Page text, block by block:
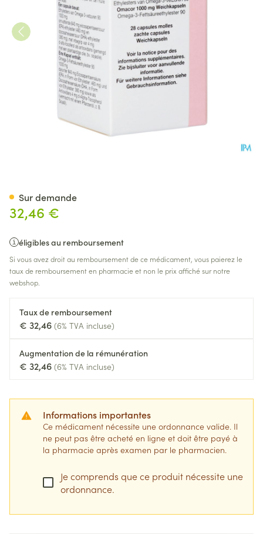
32,46 €
éligibles au remboursement
Si vous avez droit au remboursement de ce médicament, vous paierez le
taux de remboursement en pharmacie et non le prix affiché sur notre
webshop.
Taux de remboursement
€ 32,46 (6% TVA incluse)
Augmentation de la rémunération
€ 32,46 (6% TVA incluse)
Informations importantes
Ce médicament nécessite une ordonnance valide. Il
ne peut pas être acheté en ligne et doit être payé à
la pharmacie après examen par le pharmacien.
Je comprends que ce produit nécessite une
ordonnance.
Sur demande